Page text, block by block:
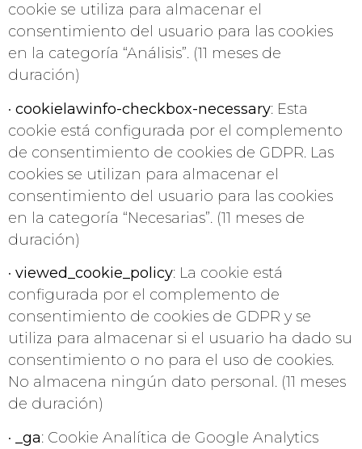
cookie se utiliza para almacenar el
consentimiento del usuario para las cookies
en la categoría “Análisis”. (11 meses de
duración)
• cookielawinfo-checkbox-necessary: Esta
cookie está configurada por el complemento
de consentimiento de cookies de GDPR. Las
cookies se utilizan para almacenar el
consentimiento del usuario para las cookies
en la categoría “Necesarias”. (11 meses de
duración)
• viewed_cookie_policy: La cookie está
configurada por el complemento de
consentimiento de cookies de GDPR y se
utiliza para almacenar si el usuario ha dado su
consentimiento o no para el uso de cookies.
No almacena ningún dato personal. (11 meses
de duración)
•
_ga: Cookie Analítica de Google Analytics